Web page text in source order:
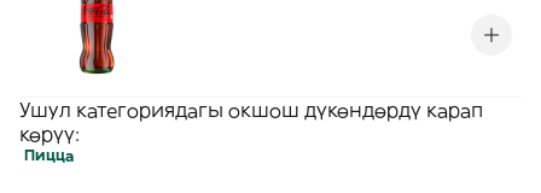
Ушул категориядагы окшош дүкөндөрдү карап
көрүү:
Пицца